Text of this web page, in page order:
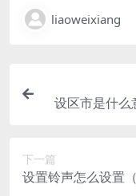
liaoweixiang
设区市是什么
下一篇
设置铃声怎么设置